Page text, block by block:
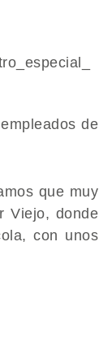
de
que muy
Viejo, donde​
​con unos